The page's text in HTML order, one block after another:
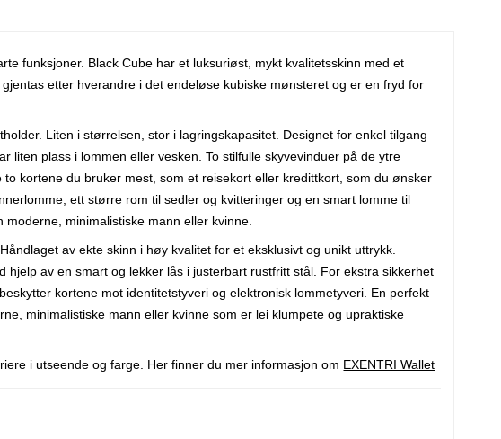
funksjoner. Black Cube har et luksuriøst, mykt kvalitetsskinn med et
etter hverandre i det endeløse kubiske mønsteret og er en fryd for
Liten i størrelsen, stor i lagringskapasitet. Designet for enkel tilgang
liten plass i lommen eller vesken. To stilfulle skyvevinduer på de ytre
kortene du bruker mest, som et reisekort eller kredittkort, som du ønsker
ett større rom til sedler og kvitteringer og en smart lomme til
minimalistiske mann eller kvinne.
av ekte skinn i høy kvalitet for et eksklusivt og unikt uttrykk.
av en smart og lekker lås i justerbart rustfritt stål. For ekstra sikkerhet
kortene mot identitetstyveri og elektronisk lommetyveri. En perfekt
minimalistiske mann eller kvinne som er lei klumpete og upraktiske
i utseende og farge. Her finner du mer informasjon om EXENTRI Wallet